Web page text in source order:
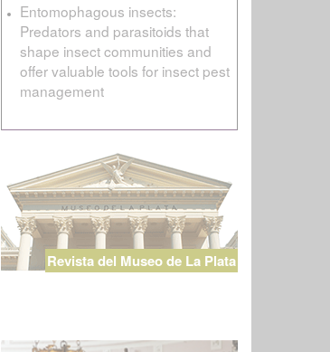
Entomophagous insects:
Predators and parasitoids that
shape insect communities and
offer valuable tools for insect pest
management
Revista del Museo de La Plata